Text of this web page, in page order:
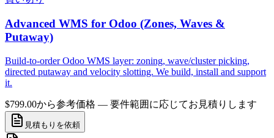
Advanced WMS for Odoo (Zones, Waves &
Putaway)
Build-to-order Odoo WMS layer: zoning, wave/cluster picking,
directed putaway and velocity slotting. We build, install and support
it.
$799.00から参考価格 — 要件範囲に応じてお見積りします
見積もりを依頼